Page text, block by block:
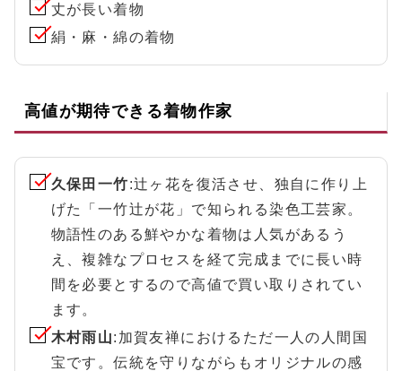
丈が長い着物
絹・麻・綿の着物
高値が期待できる着物作家
久保田一竹:辻ヶ花を復活させ、独自に作り上
げた「一竹辻が花」で知られる染色工芸家。
物語性のある鮮やかな着物は人気があるう
え、複雑なプロセスを経て完成までに長い時
間を必要とするので高値で買い取りされてい
ます。
木村雨山:加賀友禅におけるただ一人の人間国
宝です。伝統を守りながらもオリジナルの感